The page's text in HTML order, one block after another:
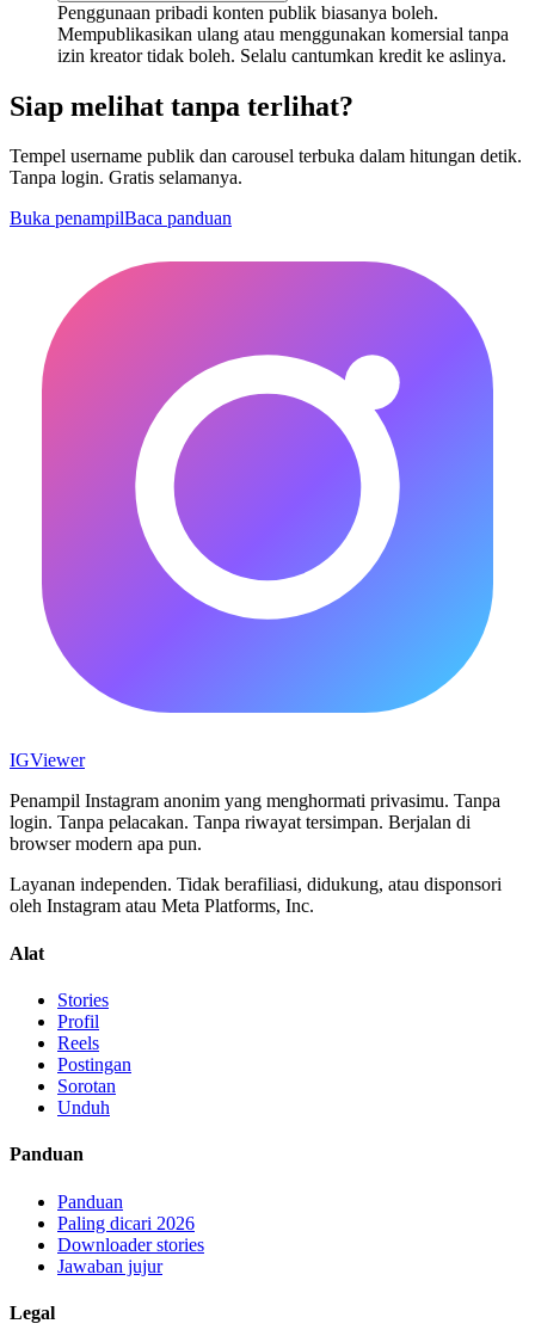
Penggunaan pribadi konten publik biasanya boleh.
Mempublikasikan ulang atau menggunakan komersial tanpa
izin kreator tidak boleh. Selalu cantumkan kredit ke aslinya.
Siap melihat tanpa terlihat?
Tempel username publik dan carousel terbuka dalam hitungan detik.
Tanpa login. Gratis selamanya.
Buka penampilBaca panduan
IGViewer
Penampil Instagram anonim yang menghormati privasimu. Tanpa
login. Tanpa pelacakan. Tanpa riwayat tersimpan. Berjalan di
browser modern apa pun.
Layanan independen. Tidak berafiliasi, didukung, atau disponsori
oleh Instagram atau Meta Platforms, Inc.
Alat
Stories
Profil
Reels
Postingan
Sorotan
Unduh
Panduan
Panduan
Paling dicari 2026
Downloader stories
Jawaban jujur
Legal